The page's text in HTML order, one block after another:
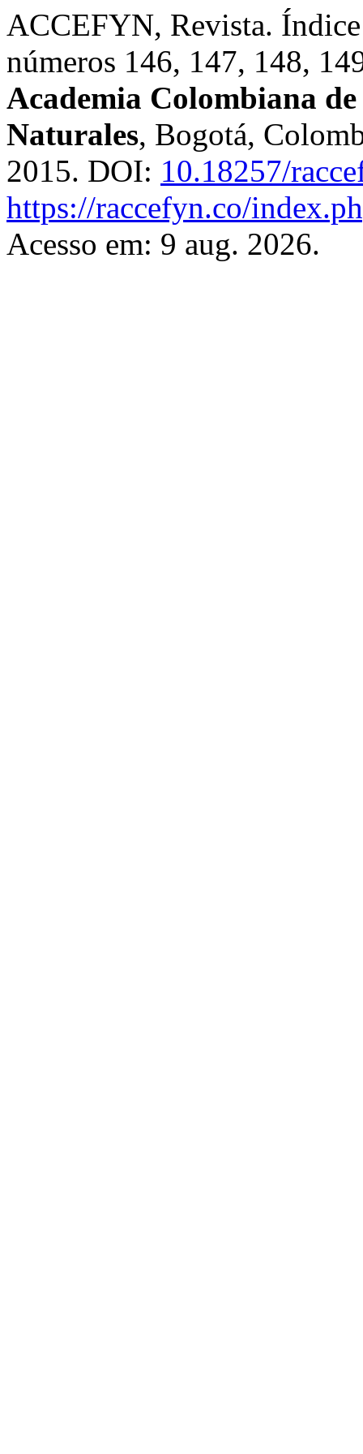
ACCEFYN, Revista.
números 146, 147, 148,
Academia Colombiana
Naturales, Bogotá,
2015. DOI: 10.18257/
https://raccefyn.co/
Acesso em: 9 aug. 2026.